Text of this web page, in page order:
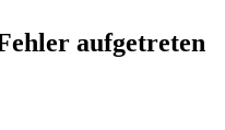
aufgetreten